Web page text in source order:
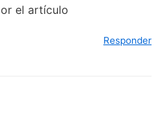
el artículo
Responder